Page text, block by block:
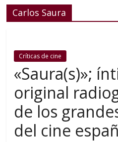
Carlos Saura
Críticas de cine
«Saura(s)»;
original
de los
del cine